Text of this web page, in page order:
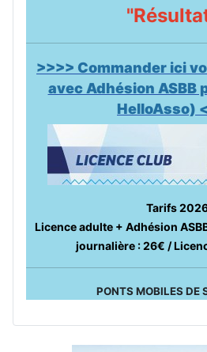
>>>> Commander ici
avec Adhésion ASBB
HelloAsso)
Tarifs
Licence adulte + Adhésion
journalière : 26€ /
PONTS MOBILES DE